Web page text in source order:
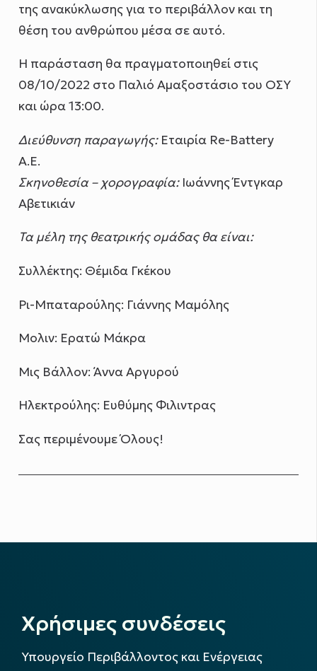
της ανακύκλωσης για το περιβάλλον και τη
θέση του ανθρώπου μέσα σε αυτό.
Η παράσταση θα πραγματοποιηθεί στις
08/10/2022 στο Παλιό Αμαξοστάσιο του ΟΣΥ
και ώρα 13:00.
Διεύθυνση παραγωγής:Εταιρία Re-Battery
A.E.
Σκηνοθεσία – χορογραφία:Ιωάννης Έντγκαρ
Αβετικιάν
Τα μέλη της θεατρικής ομάδας θα είναι:
Συλλέκτης: Θέμιδα Γκέκου
Ρι-Μπαταρούλης: Γιάννης Μαμόλης
Μολιν: Ερατώ Μάκρα
Μις Bάλλoν: Άννα Αργυρού
Ηλεκτρούλης: Ευθύμης Φιλιντρας
Σας περιμένουμε Όλους!
Χρήσιμες συνδέσεις
Υπουργείο Περιβάλλοντος και Ενέργειας